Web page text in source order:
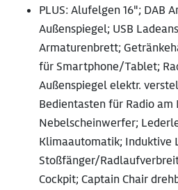
PLUS: Alufelgen 16"; DAB
Außenspiegel; USB
Armaturenbrett;
für Smartphone/Tablet;
Außenspiegel elektr.
Bedientasten für Radio am
Nebelscheinwerfer;
Klimaautomatik; Induktive
Stoßfänger/
Cockpit; Captain Chair